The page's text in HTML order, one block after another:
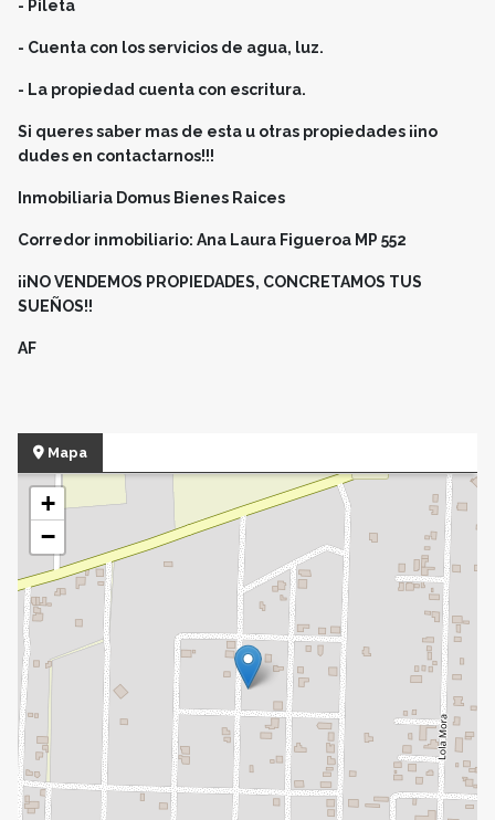
- Pileta
- Cuenta con los servicios de agua, luz.
- La propiedad cuenta con escritura.
Si queres saber mas de esta u otras propiedades ¡¡no
dudes en contactarnos!!!
Inmobiliaria Domus Bienes Raices
Corredor inmobiliario: Ana Laura Figueroa MP 552
¡¡NO VENDEMOS PROPIEDADES, CONCRETAMOS TUS
SUEÑOS!!
AF
Mapa
+
−